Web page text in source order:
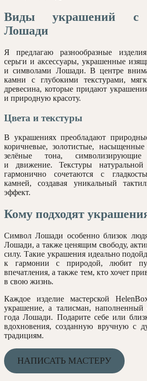
Виды украшений с
Лошади
Я предлагаю разнообразные
серьги и аксессуары, украшенные
и символами Лошади. В центре
камни с глубокими текстурами,
древесина, которые придают
и природную красоту.
Цвета и текстуры
В украшениях преобладают
коричневые, золотистые,
зелёные тона,
и движение. Текстуры
гармонично сочетаются с
камней, создавая уникальный
эффект.
Кому подходят
Символ Лошади особенно близок
Лошади, а также ценящим свободу,
силу. Такие украшения идеально
к гармонии с природой, любит
впечатления, а также тем, кто хочет
в свою жизнь.
Каждое изделие мастерской
украшение, а талисман,
года Лошади. Подарите себе или
вдохновения, созданную вручную с
традициям.
НАПИСАТЬ МАСТЕРУ